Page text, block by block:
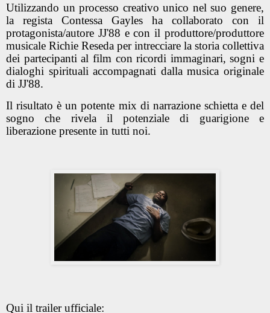
Utilizzando un processo creativo unico nel suo genere,
la regista Contessa Gayles ha collaborato con il
protagonista/autore JJ'88 e con il produttore/produttore
musicale Richie Reseda per intrecciare la storia collettiva
dei partecipanti al film con ricordi immaginari, sogni e
dialoghi spirituali accompagnati dalla musica originale
di JJ'88.
Il risultato è un potente mix di narrazione schietta e del
sogno che rivela il potenziale di guarigione e
liberazione presente in tutti noi.
Qui il trailer ufficiale: